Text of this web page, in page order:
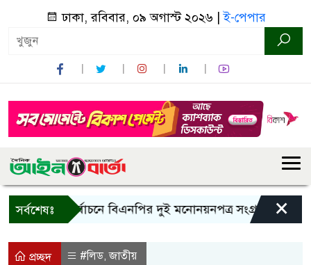
ঢাকা, রবিবার, ০৯ অগাস্ট ২০২৬ |ই-পেপার
সর্বশেষঃনির্বাচনে বিএনপির দুই মনোনয়নপত্র সংগ্রহ কাল
×
প্রচ্ছদ #লিড,জাতীয়